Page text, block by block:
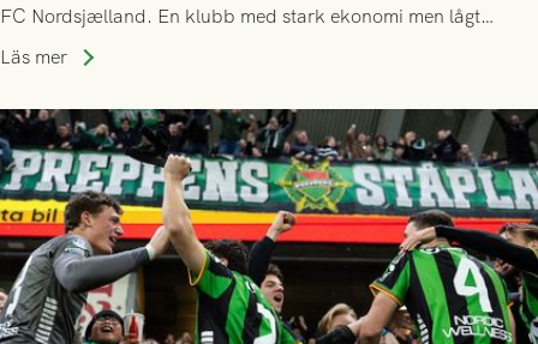
FC Nordsjælland. En klubb med stark ekonomi men lågt
publiksnitt, ett lag med både kollektiv styrka och individuell
Läs mer